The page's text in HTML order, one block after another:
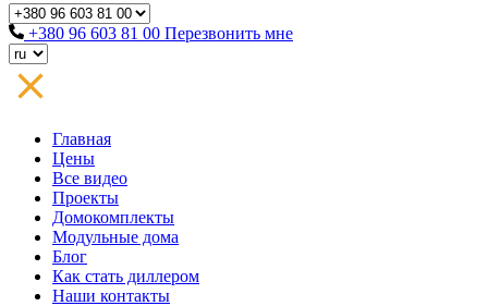
+380 96 603 81 00 Перезвонить мне
Главная
Цены
Все видео
Проекты
Домокомплекты
Модульные дома
Блог
Как стать диллером
Наши контакты